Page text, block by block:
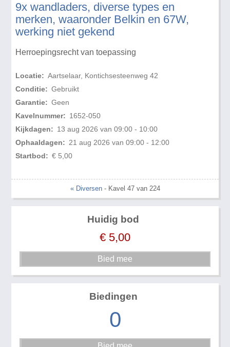
9x wandladers, diverse types en
merken, waaronder Belkin en 67W,
werking niet gekend
Herroepingsrecht van toepassing
Locatie: Aartselaar, Kontichsesteenweg 42
Conditie: Gebruikt
Garantie: Geen
Kavelnummer: 1652-050
Kijkdagen: 13 aug 2026 van 09:00 - 10:00
Ophaaldagen: 21 aug 2026 van 09:00 - 12:00
Startbod: € 5,00
« Diversen- Kavel 47 van 224
Huidig bod
€ 5,00
Biedingen
0